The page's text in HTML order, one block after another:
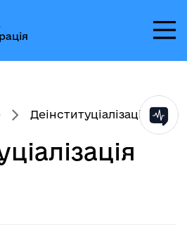
Деінституціалізація